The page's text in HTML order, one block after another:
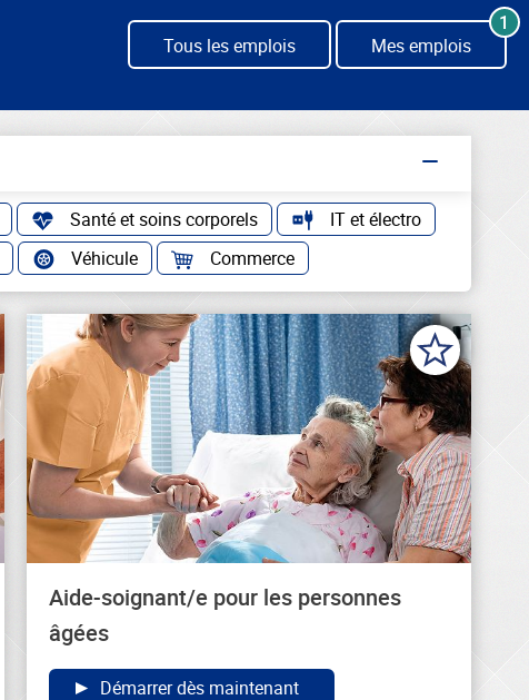
Tous les emplois Mes emplois
1
Santé et soins corporels
IT et électro
Véhicule Commerce
Aide-soignant/e pour les personnes
âgées
Démarrer dès maintenant